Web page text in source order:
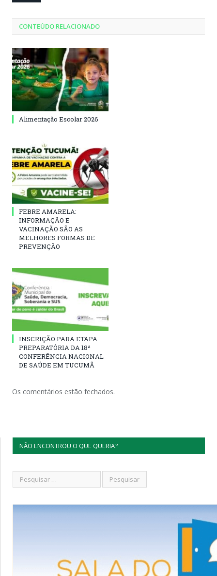
CONTEÚDO RELACIONADO
Alimentação Escolar 2026
FEBRE AMARELA:
INFORMAÇÃO E
VACINAÇÃO SÃO AS
MELHORES FORMAS DE
PREVENÇÃO
INSCRIÇÃO PARA ETAPA
PREPARATÓRIA DA 18ª
CONFERÊNCIA NACIONAL
DE SAÚDE EM TUCUMÃ
Os comentários estão fechados.
NÃO ENCONTROU O QUE QUERIA?